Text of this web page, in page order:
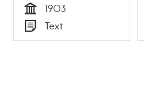
Tid
1903
Typ
Text